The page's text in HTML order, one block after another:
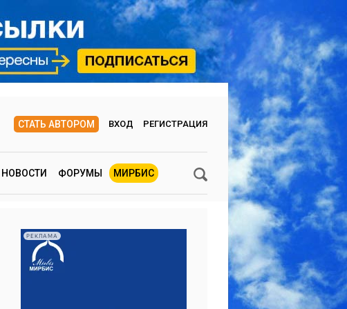
СТАТЬ АВТОРОМ ВХОД РЕГИСТРАЦИЯ
НОВОСТИ ФОРУМЫ МИРБИС
РЕКЛАМА